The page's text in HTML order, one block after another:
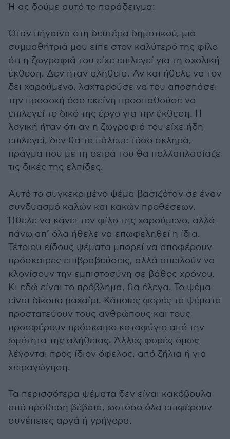
Ή ας δούμε αυτό το παράδειγμα:
Όταν πήγαινα στη δευτέρα δημοτικού, μια
συμμαθήτριά μου είπε στον καλύτερό της φίλο
ότι η ζωγραφιά του είχε επιλεγεί για τη σχολική
έκθεση. Δεν ήταν αλήθεια. Αν και ήθελε να τον
δει χαρούμενο, λαχταρούσε να του αποσπάσει
την προσοχή όσο εκείνη προσπαθούσε να
επιλεγεί το δικό της έργο για την έκθεση. Η
λογική ήταν ότι αν η ζωγραφιά του είχε ήδη
επιλεγεί, δεν θα το πάλευε τόσο σκληρά,
πράγμα που με τη σειρά του θα πολλαπλασίαζε
τις δικές της ελπίδες.
Αυτό το συγκεκριμένο ψέμα βασιζόταν σε έναν
συνδυασμό καλών και κακών προθέσεων.
Ήθελε να κάνει τον φίλο της χαρούμενο, αλλά
πάνω απ’ όλα ήθελε να επωφεληθεί η ίδια.
Τέτοιου είδους ψέματα μπορεί να αποφέρουν
πρόσκαιρες επιβραβεύσεις, αλλά απειλούν να
κλονίσουν την εμπιστοσύνη σε βάθος χρόνου.
Κι εδώ είναι το πρόβλημα, θα έλεγα. Το ψέμα
είναι δίκοπο μαχαίρι. Κάποιες φορές τα ψέματα
προστατεύουν τους ανθρώπους και τους
προσφέρουν πρόσκαιρο καταφύγιο από την
ωμότητα της αλήθειας. Άλλες φορές όμως
λέγονται προς ίδιον όφελος, από ζήλια ή για
χειραγώγηση.
Τα περισσότερα ψέματα δεν είναι κακόβουλα
από πρόθεση βέβαια, ωστόσο όλα επιφέρουν
συνέπειες αργά ή γρήγορα.